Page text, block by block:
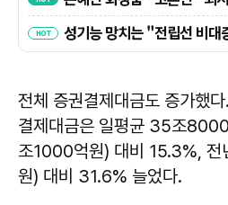
전체 증권결제대금도 증가했
결제대금은 일평균 35조
조1000억원) 대비 15.3%,
원) 대비 31.6% 늘었다.